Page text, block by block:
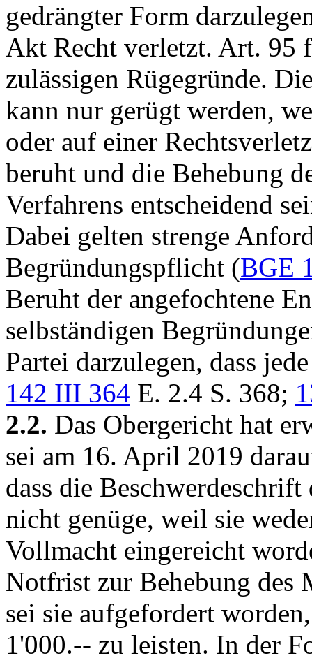
gedrängter Form
Akt Recht verletzt. Art. 95
zulässigen Rügegründe.
kann nur gerügt werden,
oder auf einer
beruht und die Behebung
Verfahrens entscheidend
Dabei gelten strenge
Begründungspflicht (BGE
Beruht der angefochtene
selbständigen
Partei darzulegen, dass
142 III 364 E. 2.4 S. 368;
2.2. Das Obergericht hat
sei am 16. April 2019
dass die
nicht genüge, weil sie
Vollmacht eingereicht
Notfrist zur Behebung des
sei sie aufgefordert
1'000.-- zu leisten. In der